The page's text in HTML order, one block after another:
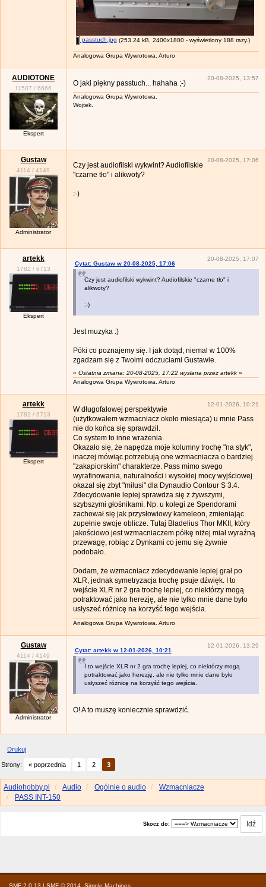
passtuch.jpg (253.24 kB, 2400x1800 - wyświetlony 188 razy.)
Analogowa Grupa Wywrotowa. Arturo
AUDIOTONE
11507 /6666
Ekspert
20-08-2025, 13:57
O jaki piękny passtuch... hahaha ;-)
Analogowa Grupa Wywrotowa.
Wojtek.
Gustaw
4114 /4149
Administrator
20-08-2025, 17:06
Czy jest audiofilski wykwint? Audiofilskie
"czarne tło" i alikwoty?
:-)
artekk
1782 / 6713
Ekspert
20-08-2025, 17:07
Cytat: Gustaw w 20-08-2025, 17:06
Czy jest audiofilski wykwint? Audiofilskie "czarne tło" i
alikwoty?
:-)
Jest muzyka :)
Póki co poznajemy się. I jak dotąd, niemal w 100%
zgadzam się z Twoimi odczuciami Gustawie.
« Ostatnia zmiana: 20-08-2025, 17:22 wysłana przez artekk»
Analogowa Grupa Wywrotowa. Arturo
artekk
1782 / 6713
Ekspert
12-01-2026, 10:21
W długofalowej perspektywie
(użytkowałem wzmacniacz około miesiąca) u mnie Pass
nie do końca się sprawdził.
Co system to inne wrażenia.
Okazało się, że napędza moje kolumny trochę "na styk",
inaczej mówiąc potrzebują one wzmacniacza o bardziej
"zakapiorskim" charakterze. Pass mimo swego
wyrafinowania, naturalności i wysokiej mocy wyjściowej
okazał się zbyt "milusi" dla Dynaudio Contour S 3.4.
Zdecydowanie lepiej sprawdza się z żywszymi,
szybszymi głośnikami. Np. u kolegi ze Spendorami
zachował się jak przysłowiowy kameleon, zmieniając
zupełnie swoje oblicze. Tutaj Bladelius Thor MKII, który
jakościowo jest wzmacniaczem półkę niżej miał wyraźną
przewagę, robiąc z Dynkami co jemu się żywnie
podobało.
Dodam, że wzmacniacz zdecydowanie lepiej grał po
XLR, jednak symetryzacja trochę psuje dźwięk. I to
wejście XLR nr 2 gra trochę lepiej, co niektórzy mogą
potraktować jako herezję, ale nie tylko mnie dane było
usłyszeć różnicę na korzyść tego wejścia.
Analogowa Grupa Wywrotowa. Arturo
Gustaw
4114 /4149
Administrator
12-01-2026, 13:29
Cytat: artekk w 12-01-2026, 10:21
I to wejście XLR nr 2 gra trochę lepiej, co niektórzy mogą
potraktować jako herezję, ale nie tylko mnie dane było
usłyszeć różnicę na korzyść tego wejścia.
O! A to muszę koniecznie sprawdzić.
Drukuj
Strony: « poprzednia 1 2 3
Audiohobby.pl Audio Ogólnie o audio
Wzmacniacze
PASS INT-150
Skocz do:
SMF 2.0.13 | SMF © 2014 Simple Machines